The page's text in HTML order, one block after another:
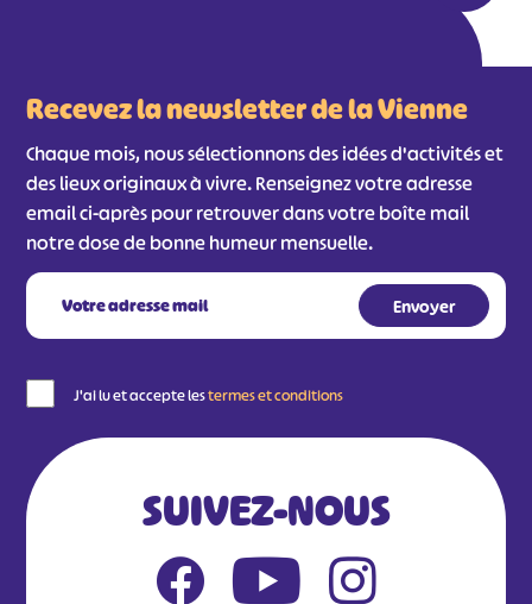
Recevez la newsletter de la Vienne
Chaque mois, nous sélectionnons des idées d'activités et
des lieux originaux à vivre. Renseignez votre adresse
email ci-après pour retrouver dans votre boîte mail
notre dose de bonne humeur mensuelle.
J'ai lu et accepte lestermes et conditions
SUIVEZ-NOUS